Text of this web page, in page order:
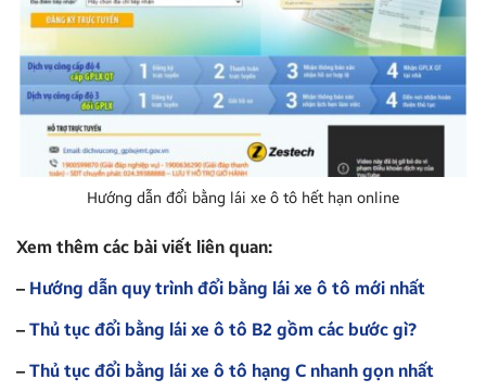
Hướng dẫn đổi bằng lái xe ô tô hết hạn online
Xem thêm các bài viết liên quan:
– Hướng dẫn quy trình đổi bằng lái xe ô tô mới nhất
– Thủ tục đổi bằng lái xe ô tô B2 gồm các bước gì?
– Thủ tục đổi bằng lái xe ô tô hạng C nhanh gọn nhất